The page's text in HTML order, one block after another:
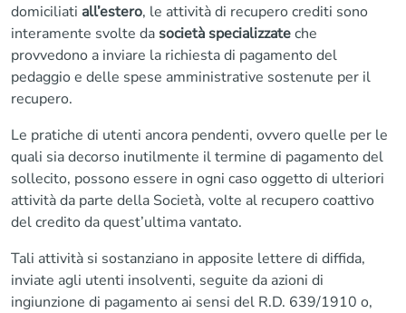
domiciliati all’estero, le attività di recupero crediti sono
interamente svolte dasocietà specializzateche
provvedono a inviare la richiesta di pagamento del
pedaggio e delle spese amministrative sostenute per il
recupero.
Le pratiche di utenti ancora pendenti, ovvero quelle per le
quali sia decorso inutilmente il termine di pagamento del
sollecito, possono essere in ogni caso oggetto di ulteriori
attività da parte della Società, volte al recupero coattivo
del credito da quest’ultima vantato.
Tali attività si sostanziano in apposite lettere di diffida,
inviate agli utenti insolventi, seguite da azioni di
ingiunzione di pagamento ai sensi del R.D. 639/1910 o,